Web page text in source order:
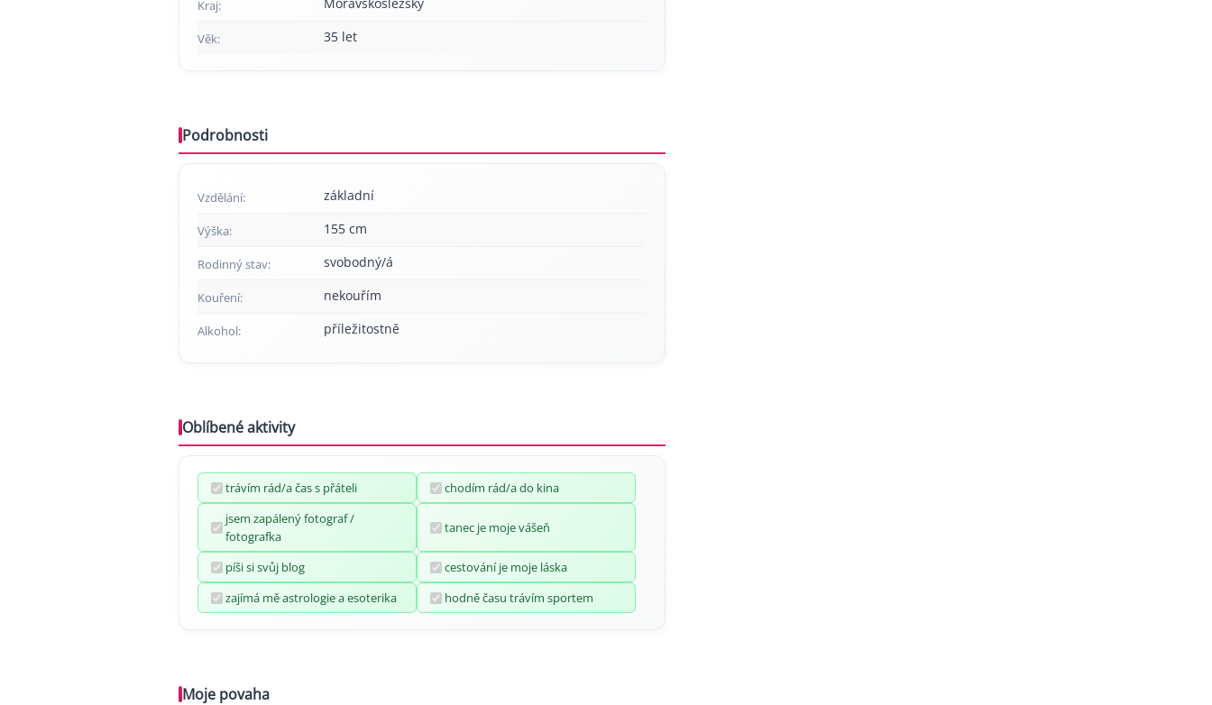
Kraj:
Věk: 35 let
Podrobnosti
Vzdělání: základní
Výška: 155 cm
Rodinný stav: svobodný/á
Kouření: nekouřím
Alkohol: příležitostně
Oblíbené aktivity
trávím rád/a čas s přáteli
chodím rád/a do kina
jsem zapálený fotograf /
fotografka
tanec je moje vášeň
píši si svůj blog
cestování je moje láska
zajímá mě astrologie a esoterika
hodně času trávím sportem
Moje povaha